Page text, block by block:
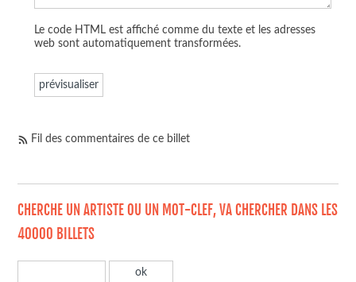
Le code HTML est affiché comme du texte et les adresses
web sont automatiquement transformées.
Fil des commentaires de ce billet
CHERCHE UN ARTISTE OU UN MOT-CLEF, VA CHERCHER DANS LES
40000 BILLETS